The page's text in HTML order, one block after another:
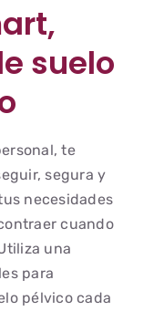
suelo
te
segura y
necesidades
cuando
una
para
pélvico cada